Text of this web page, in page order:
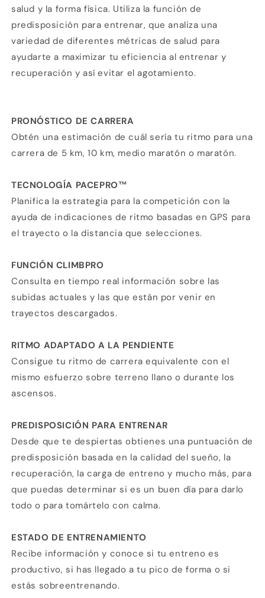
salud y la forma física. Utiliza la función de
predisposición para entrenar, que analiza una
variedad de diferentes métricas de salud para
ayudarte a maximizar tu eficiencia al entrenar y
recuperación y así evitar el agotamiento.
PRONÓSTICO DE CARRERA
Obtén una estimación de cuál sería tu ritmo para una
carrera de 5 km, 10 km, medio maratón o maratón.
TECNOLOGÍA PACEPRO™
Planifica la estrategia para la competición con la
ayuda de indicaciones de ritmo basadas en GPS para
el trayecto o la distancia que selecciones.
FUNCIÓN CLIMBPRO
Consulta en tiempo real información sobre las
subidas actuales y las que están por venir en
trayectos descargados.
RITMO ADAPTADO A LA PENDIENTE
Consigue tu ritmo de carrera equivalente con el
mismo esfuerzo sobre terreno llano o durante los
ascensos.
PREDISPOSICIÓN PARA ENTRENAR
Desde que te despiertas obtienes una puntuación de
predisposición basada en la calidad del sueño, la
recuperación, la carga de entreno y mucho más, para
que puedas determinar si es un buen día para darlo
todo o para tomártelo con calma.
ESTADO DE ENTRENAMIENTO
Recibe información y conoce si tu entreno es
productivo, si has llegado a tu pico de forma o si
estás sobreentrenando.